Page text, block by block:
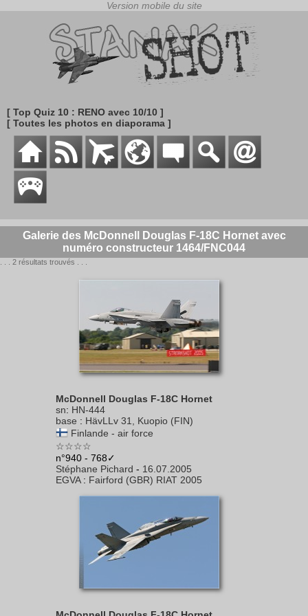
[ Top Quiz 10 : RENO avec 10/10 ]
[ Toutes les photos en diaporama ]
Galerie des McDonnell Douglas F-18C Hornet avec
numéro constructeur 1464/FNC044
. . . 2 résultats trouvés . . .
McDonnell Douglas F-18C Hornet
sn: HN-444
base : HävLLv 31, Kuopio (FIN)
Finlande - air force
☆☆☆☆
n°940 - 768✓
Stéphane Pichard - 16.07.2005
EGVA: Fairford (GBR) RIAT 2005